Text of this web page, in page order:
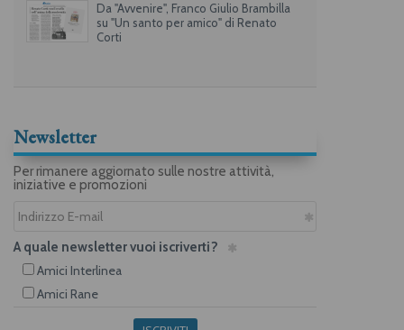
Da "Avvenire", Franco Giulio Brambilla
su "Un santo per amico" di Renato
Corti
Newsletter
Per rimanere aggiornato sulle nostre attività,
iniziative e promozioni
A quale newsletter vuoi iscriverti?
Amici Interlinea
Amici Rane